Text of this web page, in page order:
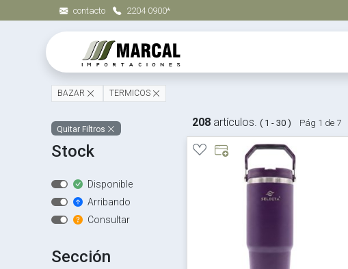
contacto 2204 0900*
BAZAR TERMICOS
Quitar Filtros
Stock
Disponible
Arribando
Consultar
Sección
208artículos. ( 1 - 30 ) Pág 1 de 7